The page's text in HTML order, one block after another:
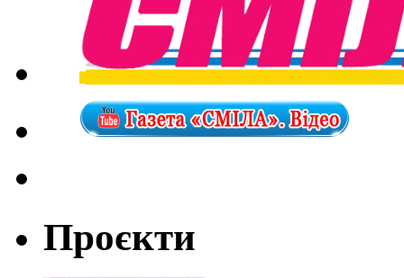
Проєкти